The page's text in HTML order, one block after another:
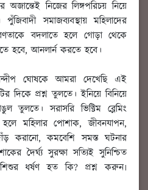
নিজের লিঙ্গপরিচয় নিয়ে
সমাজব্যবস্থায় মহিলাদের
বদলাতে হলে গোড়া থেকে
হবে, আনলার্ন করতে হবে।
ঘোষকে আমরা দেখেছি এই
দিকে প্রশ্ন তুলতে। ইনিয়ে বিনিয়ে
তুলতে। সরাসরি ভিক্টিম ব্লেমিং
হলে মহিলার পোশাক, জীবনযাপন,
করানো, কমবেশি সমস্ত ঘটনার
দৈর্ঘ্য সুরক্ষা সত্যিই সুনিশ্চিত
ধর্ষণ হত কি? প্রশ্ন করুন৷